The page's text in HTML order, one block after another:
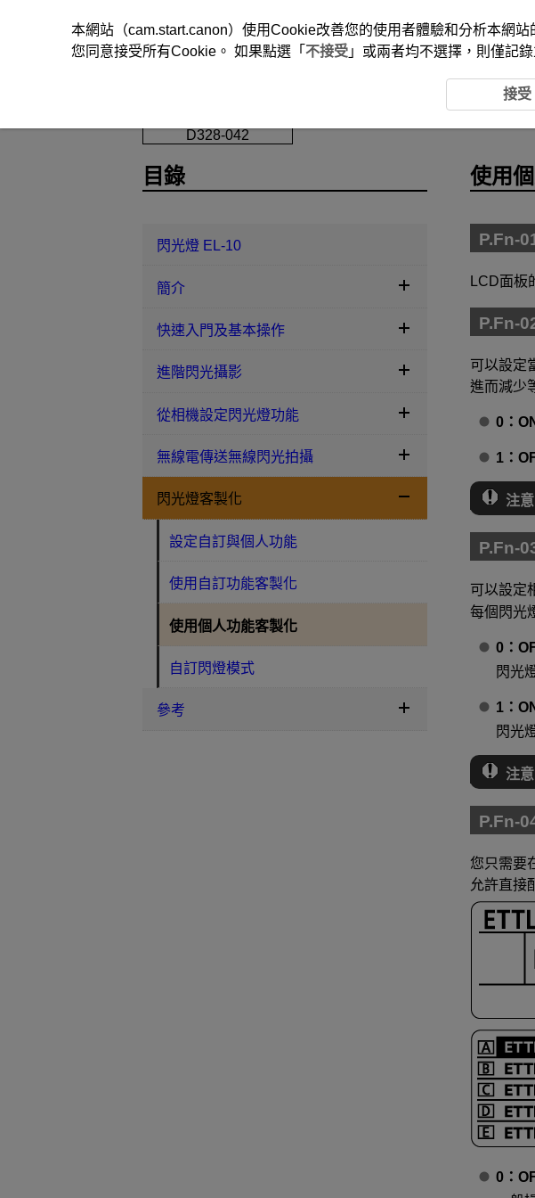
D328-042
使用
P.Fn-
LCD面板
P.Fn-
可以設定
進而減少
0：
1：
注意
P.Fn-
可以設定
每個閃光
0：
閃光
1：
閃光
注意
P.Fn-
您只需要
允許直接
0：
目錄
閃光燈 EL-10
簡介
快速入門及基本操作
進階閃光攝影
從相機設定閃光燈功能
無線電傳送無線閃光拍攝
閃光燈客製化
設定自訂與個人功能
使用自訂功能客製化
使用個人功能客製化
自訂閃燈模式
參考
本網站（cam.start.canon）使用Cookie改善您的使用者體驗和分析本網
您同意接受所有Cookie。 如果點選「 不接受 」或兩者均不選擇，則僅記
接受